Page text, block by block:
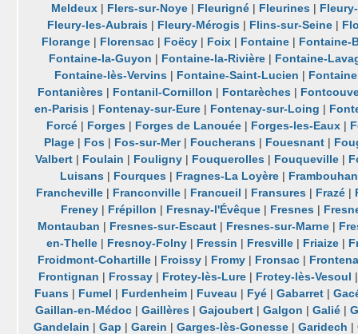
Meldeux | Flers-sur-Noye | Fleurigné | Fleurines |
Fleury-les-Aubrais | Fleury-Mérogis | Flins-sur-Seine |
Florange | Florensac | Foëcy | Foix | Fontaine | Fontaine-
Fontaine-la-Guyon | Fontaine-la-Rivière | Fontaine-
Fontaine-lès-Vervins| Fontaine-Saint-Lucien |
Fontanières | Fontanil-Cornillon | Fontarèches |
en-Parisis| Fontenay-sur-Eure| Fontenay-sur-Loing |
Forcé| Forges| Forges de Lanouée| Forges-les-Eaux|
Plage | Fos | Fos-sur-Mer| Foucherans | Fouesnant |
Valbert| Foulain | Fouligny| Fouquerolles| Fouqueville|
Luisans | Fourques | Fragnes-La Loyère |
Francheville | Franconville | Francueil | Fransures | Frazé |
Freney| Frépillon | Fresnay-l'Évêque| Fresnes|
Montauban | Fresnes-sur-Escaut| Fresnes-sur-Marne|
en-Thelle| Fresnoy-Folny| Fressin | Fresville| Friaize|
Froidmont-Cohartille | Froissy | Fromy | Fronsac |
Frontignan | Frossay | Frotey-lès-Lure | Frotey-lès-Vesoul
Fuans | Fumel | Furdenheim | Fuveau | Fyé |Gabarret |
Gaillan-en-Médoc| Gaillères| Gajoubert| Galgon | Galié|
Gandelain |Gap |Garein |Garges-lès-Gonesse |Garidech |